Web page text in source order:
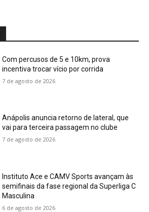
Com percusos de 5 e 10km, prova
incentiva trocar vício por corrida
7 de agosto de 2026
Anápolis anuncia retorno de lateral, que
vai para terceira passagem no clube
7 de agosto de 2026
Instituto Ace e CAMV Sports avançam às
semifinais da fase regional da Superliga C
Masculina
6 de agosto de 2026